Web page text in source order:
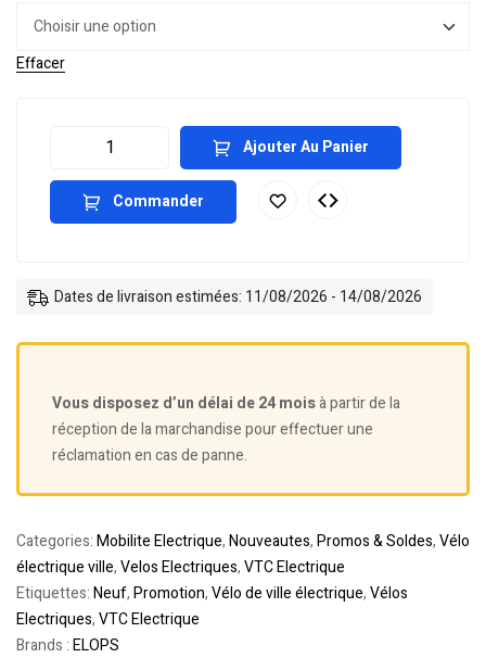
Effacer
Ajouter Au Panier
Commander
Dates de livraison estimées: 11/08/2026 - 14/08/2026
Vous disposez d’un délai de 24 moisà partir de la
réception de la marchandise pour effectuer une
réclamation en cas de panne.
Categories:Mobilite Electrique,Nouveautes,Promos & Soldes,Vélo
électrique ville,Velos Electriques,VTC Electrique
Etiquettes:Neuf,Promotion,Vélo de ville électrique,Vélos
Electriques,VTC Electrique
Brands :ELOPS